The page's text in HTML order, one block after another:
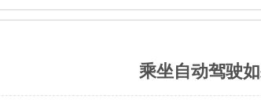
乘坐自动驾驶